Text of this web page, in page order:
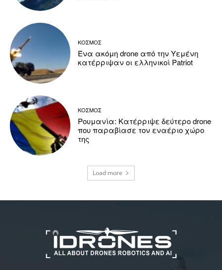
ΚΟΣΜΟΣ
Ένα ακόμη drone από την Υεμένη
κατέρριψαν οι ελληνικοί Patriot
ΚΟΣΜΟΣ
Ρουμανία: Κατέρριψε δεύτερο drone
που παραβίασε τον εναέριο χώρο
της
Load more